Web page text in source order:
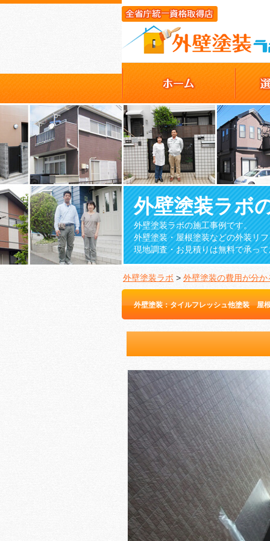
外壁塗装ラボ
外壁塗装ラボの施工事例です。
外壁塗装・屋根塗装などの外装リ
現地調査・お見積りは無料で承っ
外壁塗装ラボ > 外壁塗装の費用が分
外壁塗装：タイルフレッシュ他塗装 屋